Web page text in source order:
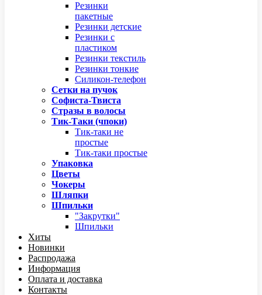
Резинки
пакетные
Резинки детские
Резинки с
пластиком
Резинки текстиль
Резинки тонкие
Силикон-телефон
Сетки на пучок
Софиста-Твиста
Стразы в волосы
Тик-Таки (чпоки)
Тик-таки не
простые
Тик-таки простые
Упаковка
Цветы
Чокеры
Шляпки
Шпильки
"Закрутки"
Шпильки
Хиты
Новинки
Распродажа
Информация
Оплата и доставка
Контакты